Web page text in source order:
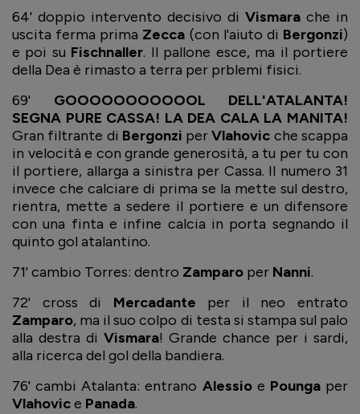
64' doppio intervento decisivo di Vismara che in
uscita ferma prima Zecca (con l'aiuto di Bergonzi)
e poi su Fischnaller. Il pallone esce, ma il portiere
della Dea è rimasto a terra per prblemi fisici.
69' GOOOOOOOOOOOL DELL'ATALANTA!
SEGNA PURE CASSA! LA DEA CALA LA MANITA!
Gran filtrante di Bergonzi perVlahovic che scappa
in velocità e con grande generosità, a tu per tu con
il portiere, allarga a sinistra per Cassa. Il numero 31
invece che calciare di prima se la mette sul destro,
rientra, mette a sedere il portiere e un difensore
con una finta e infine calcia in porta segnando il
quinto gol atalantino.
71' cambio Torres: dentro Zamparo per Nanni.
72' cross di Mercadante per il neo entrato
Zamparo, ma il suo colpo di testa si stampa sul palo
alla destra di Vismara! Grande chance per i sardi,
alla ricerca del gol della bandiera.
76' cambi Atalanta: entrano Alessioe Poungaper
Vlahovice Panada.